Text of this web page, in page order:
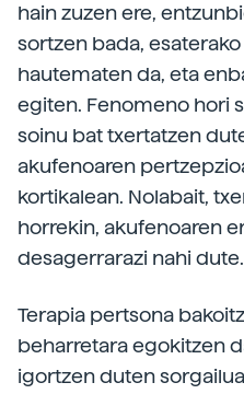
hain zuzen ere,
sortzen bada,
hautematen da, eta
egiten. Fenomeno hori
soinu bat txertatzen
akufenoaren
kortikalean. Nolabait,
horrekin, akufenoaren
desagerrarazi nahi dute.
Terapia pertsona
beharretara egokitzen
igortzen duten